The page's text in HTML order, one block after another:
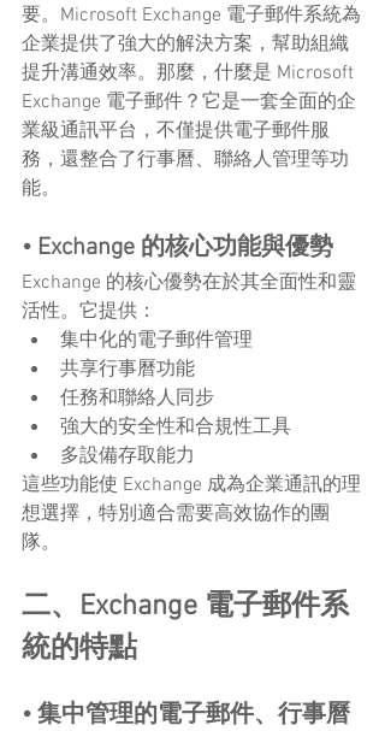
要。Microsoft Exchange 電子郵件系統為
企業提供了強大的解決方案，幫助組織
提升溝通效率。那麼，什麼是 Microsoft
Exchange 電子郵件？它是一套全面的企
業級通訊平台，不僅提供電子郵件服
務，還整合了行事曆、聯絡人管理等功
能。
• Exchange 的核心功能與優勢
Exchange 的核心優勢在於其全面性和靈
活性。它提供：
集中化的電子郵件管理
共享行事曆功能
任務和聯絡人同步
強大的安全性和合規性工具
多設備存取能力
這些功能使 Exchange 成為企業通訊的理
想選擇，特別適合需要高效協作的團
隊。
二、Exchange 電子郵件系
統的特點
• 集中管理的電子郵件、行事曆